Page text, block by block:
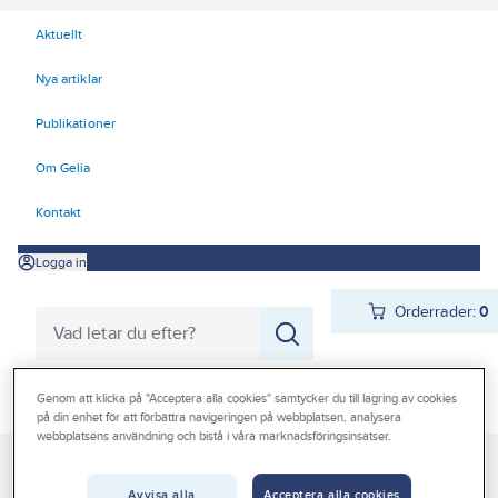
Aktuellt
Nya artiklar
Publikationer
Om Gelia
Kontakt
Logga in
Orderrader:0
Produkter
Kampanjer
Beställ direkt
Batteridrivet, uppladdningsbart
Genom att klicka på "Acceptera alla cookies" samtycker du till lagring av cookies
på din enhet för att förbättra navigeringen på webbplatsen, analysera
webbplatsens användning och bistå i våra marknadsföringsinsatser.
Avvisa alla Acceptera alla cookies